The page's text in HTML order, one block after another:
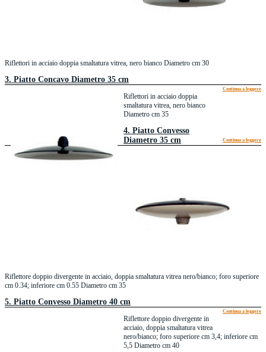
Riflettori in acciaio doppia smaltatura vitrea, nero bianco Diametro cm 30
Continua a leggere
3. Piatto Concavo Diametro 35 cm
Riflettori in acciaio doppia
smaltatura vitrea, nero bianco
Diametro cm 35
Continua a leggere
4. Piatto Convesso
Diametro 35 cm
Riflettore doppio divergente in acciaio, doppia smaltatura vitrea nero/bianco; foro superiore
cm 0.34; inferiore cm 0.55 Diametro cm 35
Continua a leggere
5. Piatto Convesso Diametro 40 cm
Riflettore doppio divergente in
acciaio, doppia smaltatura vitrea
nero/bianco; foro superiore cm 3,4; inferiore cm
5,5 Diametro cm 40